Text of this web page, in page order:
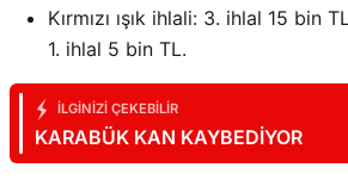
Kırmızı ışık ihlali: 3. ihlal 15 bin
1. ihlal 5 bin TL.
İLGINIZI ÇEKEBILIR
KARABÜK KAN KAYBEDİYOR